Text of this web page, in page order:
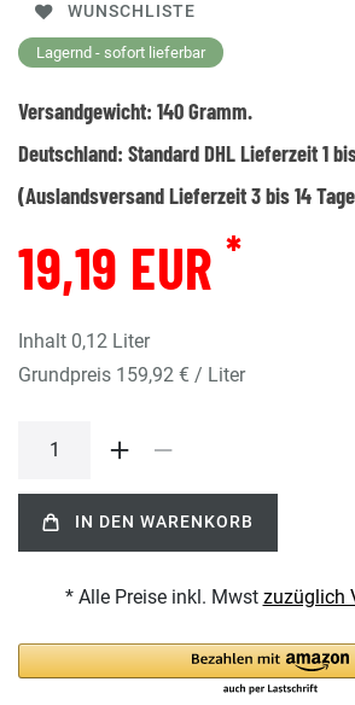
WUNSCHLISTE
Lagernd - sofort lieferbar
Versandgewicht: 140Gramm.
Deutschland: Standard DHL Lieferzeit 1
(Auslandsversand Lieferzeit 3 bis 14
19,19 EUR *
Inhalt 0,12 Liter
Grundpreis 159,92 € / Liter
IN DEN WARENKORB
* Alle Preise inkl. Mwst zuzüglich